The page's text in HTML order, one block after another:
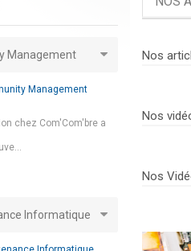
Management
chez Com'Com'bre a
Informatique
Nos
Nos
Nos